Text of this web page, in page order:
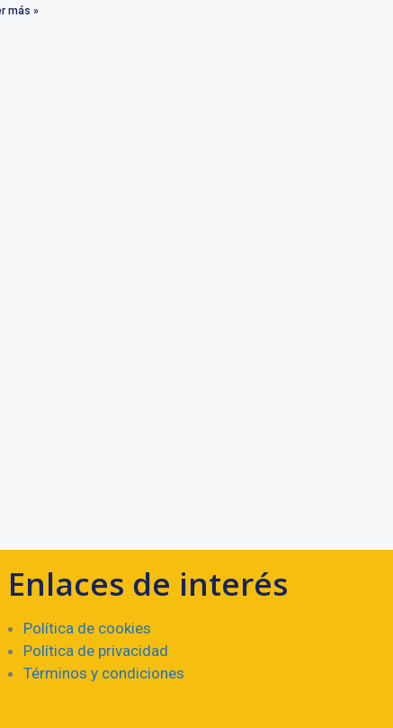
más »
Enlaces de interés
Política de cookies
Política de privacidad
Términos y condiciones